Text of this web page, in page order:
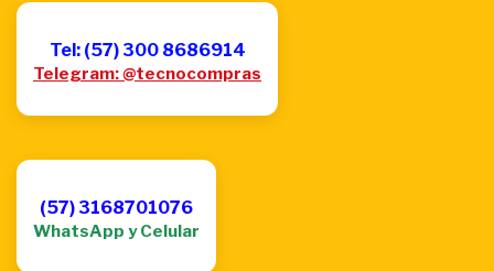
Tel: (57) 300 8686914
Telegram: @tecnocompras
(57) 3168701076
WhatsApp y Celular